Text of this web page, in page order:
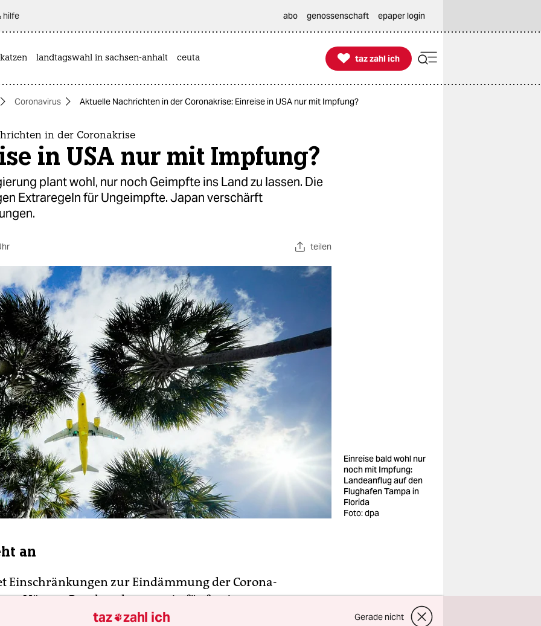
hilfe abo genossenschaft epaper login
katzen landtagswahl in sachsen-anhalt ceuta 
taz zahl ich
taz zahl ich
Coronavirus Aktuelle Nachrichten in der Coronakrise: Einreise in USA nur mit Impfung?
in der Coronakrise
in USA nur mit Impfung?
plant wohl, nur noch Geimpfte ins Land zu lassen. Die
Extraregeln für Ungeimpfte. Japan verschärft
teilen
Einreise bald wohl nur
noch mit Impfung:
Landeanflug auf den
Flughafen Tampa in
Florida
Foto: dpa
an
Einschränkungen zur Eindämmung der Corona-
Härtere Regeln gelten nun in fünf weiteren
teilt die Regierung mit. Für sechs Präfekturen, darunter
taz zahl ich Gerade nicht